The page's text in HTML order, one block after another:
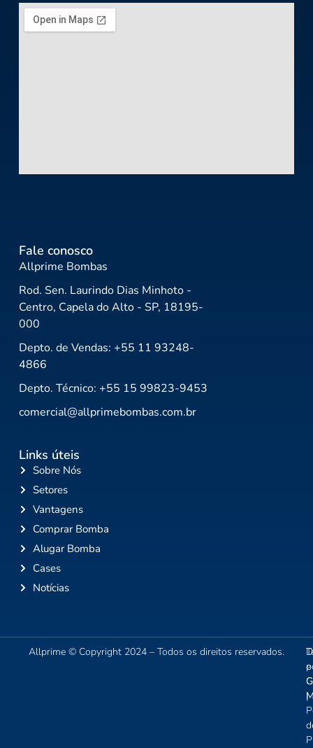
Links úteis
Sobre Nós
Setores
Vantagens
Comprar Bomba
Alugar Bomba
Cases
Notícias
Fale conosco
Allprime Bombas
Rod. Sen. Laurindo Dias Minhoto -
Centro, Capela do Alto - SP, 18195-
000
Depto. de Vendas: +55 11 93248-
4866
Depto. Técnico: +55 15 99823-9453
comercial@allprimebombas.com.br
Allprime © Copyright 2024 – Todos os direitos reservados.
e
|